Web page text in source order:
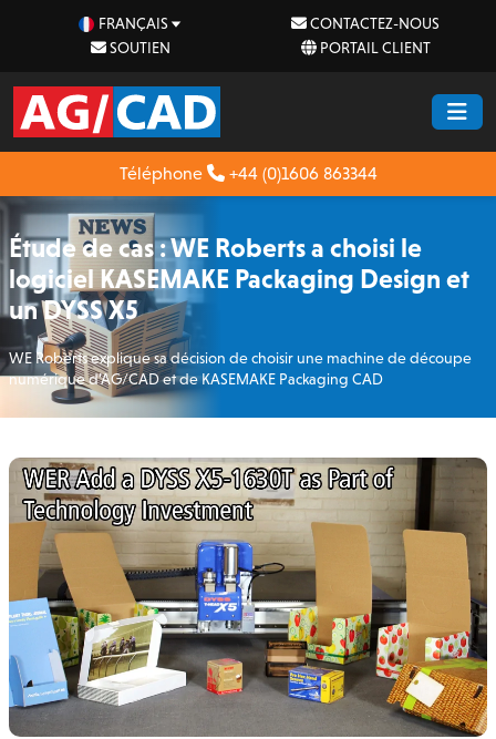
FRANÇAIS
CONTACTEZ-NOUS
SOUTIEN
PORTAIL CLIENT
Téléphone +44 (0)1606 863344
Étude de cas : WE Roberts a choisi le
logiciel KASEMAKE Packaging Design et
un DYSS X5
WE Roberts explique sa décision de choisir une machine de découpe
numérique d’AG/CAD et de KASEMAKE Packaging CAD